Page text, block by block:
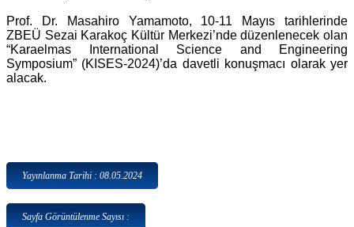
Prof. Dr. Masahiro Yamamoto, 10-11 Mayıs tarihlerinde
ZBEÜ Sezai Karakoç Kültür Merkezi’nde düzenlenecek olan
“Karaelmas International Science and Engineering
Symposium” (KISES-2024)’da davetli konuşmacı olarak yer
alacak.
Yayınlanma Tarihi : 08.05.2024
Sayfa Görüntülenme Sayısı :